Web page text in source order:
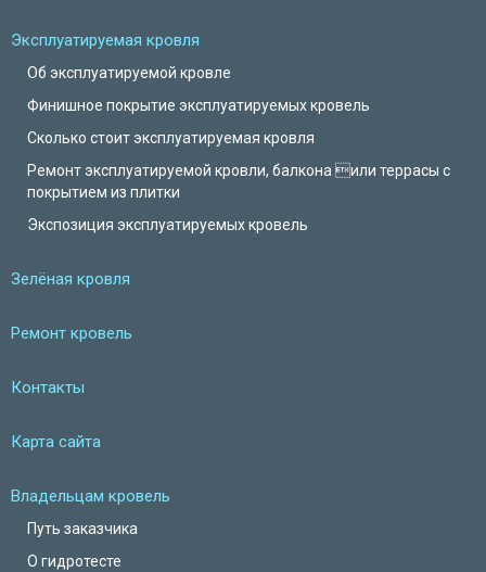
Эксплуатируемая кровля
Об эксплуатируемой кровле
Финишное покрытие эксплуатируемых кровель
Сколько стоит эксплуатируемая кровля
Ремонт эксплуатируемой кровли, балкона или террасы с
покрытием из плитки
Экспозиция эксплуатируемых кровель
Зелёная кровля
Ремонт кровель
Контакты
Карта сайта
Владельцам кровель
Путь заказчика
О гидротесте